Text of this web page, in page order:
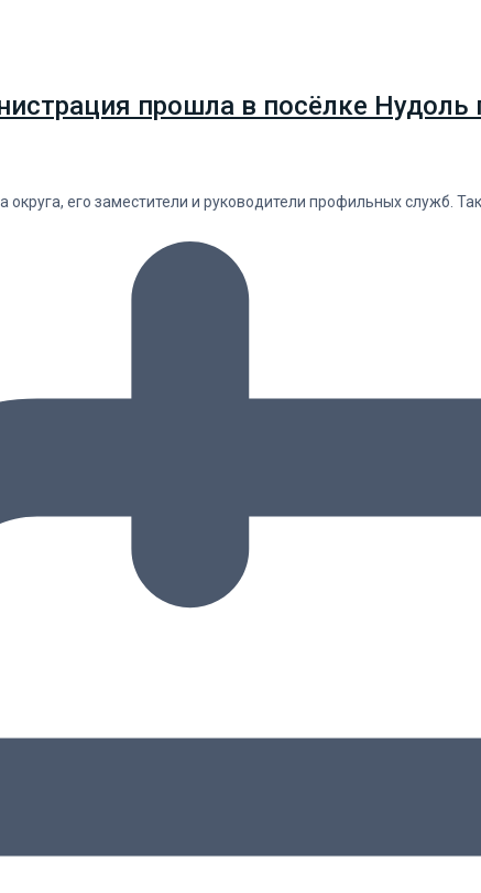
прошла в посёлке Нудоль
его заместители и руководители профильных служб.